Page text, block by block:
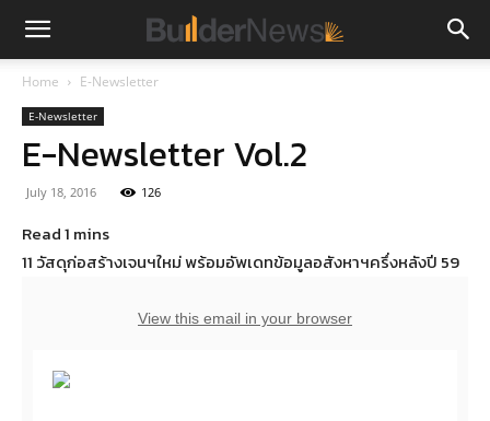
Home E-Newsletter
E-Newsletter
E-Newsletter Vol.2
July 18, 2016 126
11 วัสดุก่อสร้างเจนฯใหม่ พร้อมอัพเดทข้อมูลอสังหาฯครึ่งหลังปี 59